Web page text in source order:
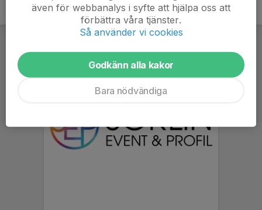
även för webbanalys i syfte att hjälpa oss att
förbättra våra tjänster.
Så använder vi cookies
Godkänn alla kakor
Bara nödvändiga